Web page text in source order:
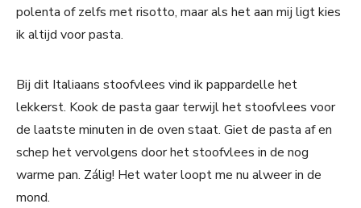
polenta of zelfs met risotto, maar als het aan mij ligt kies
ik altijd voor pasta.
Bij dit Italiaans stoofvlees vind ik pappardelle het
lekkerst. Kook de pasta gaar terwijl het stoofvlees voor
de laatste minuten in de oven staat. Giet de pasta af en
schep het vervolgens door het stoofvlees in de nog
warme pan. Zálig! Het water loopt me nu alweer in de
mond.